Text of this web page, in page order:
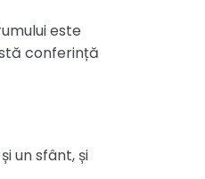
este
conferință
un sfânt, și